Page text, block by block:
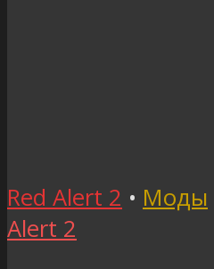
Red Alert 2 • Моды
Alert 2